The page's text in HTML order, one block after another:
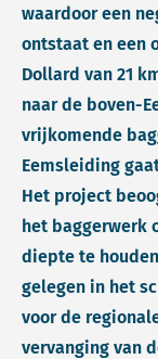
waardoor een
ontstaat en een
Dollard van 21
naar de boven-
vrijkomende
Eemsleiding
Het project
het baggerwerk
diepte te
gelegen in het
voor de
vervanging van